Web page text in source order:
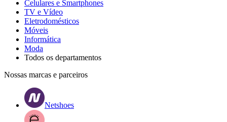
Celulares e Smartphones
TV e Vídeo
Eletrodomésticos
Móveis
Informática
Moda
Todos os departamentos
Nossas marcas e parceiros
Netshoes